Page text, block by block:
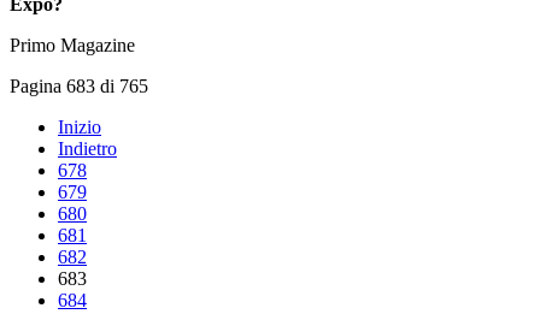
Expo?
Primo Magazine
Pagina 683 di 765
Inizio
Indietro
678
679
680
681
682
683
684